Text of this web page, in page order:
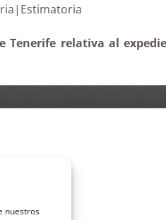
nuestros
Nivaria|Estimatoria
relativa al